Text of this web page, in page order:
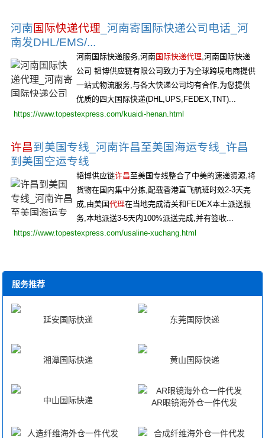
河南国际快递代理 _河南寄国际快递公司电话_河
南发DHL/EMS/...
河南国际快递服务,河南国际快递代理,河南国际快递
公司 韬博供应链有限公司致力于为全球跨境电商提供
一站式物流服务,与各大快递公司均有合作,为您提供
优质的四大国际快递(DHL,UPS,FEDEX,TNT)...
https://www.topestexpress.com/kuaidi-henan.html
许昌到美国专线_河南许昌至美国海运专线_许昌
到美国空运专线
韬博供应链许昌至美国专线整合了中美的速递资源,将
货物在国内集中分拣,配载香港直飞航班时效2-3天完
成,由美国代理在当地完成清关和FEDEX本土派送服
务,本地派送3-5天内100%派送完成,并有签收...
https://www.topestexpress.com/usaline-xuchang.html
服务推荐
延安国际快递 东莞国际快递
湘潭国际快递 黄山国际快递
中山国际快递 AR眼镜海外仓一件代发